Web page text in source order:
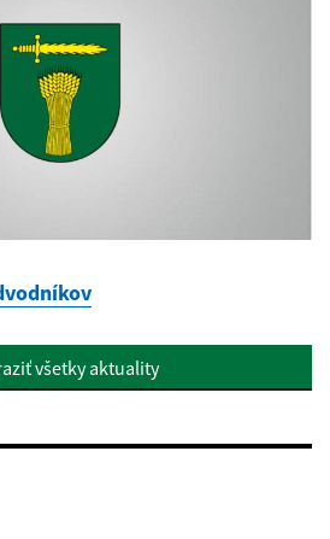
všetky aktuality